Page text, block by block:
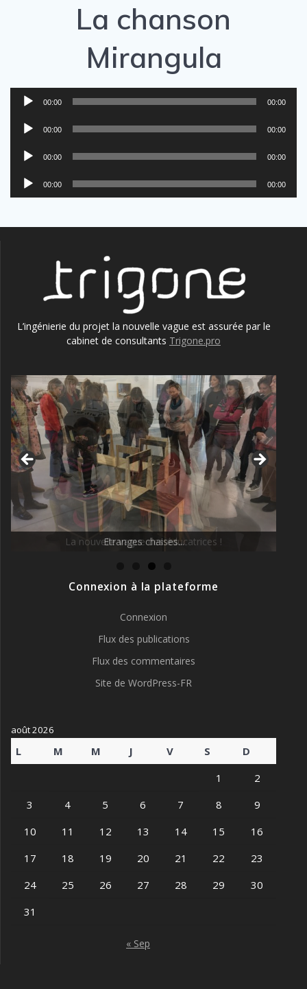
La chanson
Mirangula
audio
00:00 00:00
audio
00:00 00:00
audio
00:00 00:00
audio
00:00 00:00
L’ingénierie du projet la nouvelle vague est assurée par le
cabinet de consultants Trigone.pro
La nouvelle vague des éducatrices !
Connexion à la plateforme
Connexion
Flux des publications
Flux des commentaires
Site de WordPress-FR
août 2026
L M M J V S
D
1
2
3
4 5 6 7 8
9
10
11 12 13 14 15
16
17
18 19 20 21 22
23
24
25 26 27 28 29
30
31
« Sep